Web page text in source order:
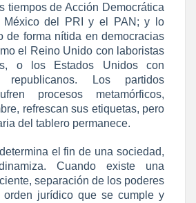
tiempos de Acción Democrática
del PRI y el PAN; y lo
de forma nítida en democracias
el Reino Unido con laboristas
o los Estados Unidos con
republicanos. Los partidos
procesos metamórficos,
refrescan sus etiquetas, pero
del tablero permanece.
el fin de una sociedad,
Cuando existe una
separación de los poderes
jurídico que se cumple y